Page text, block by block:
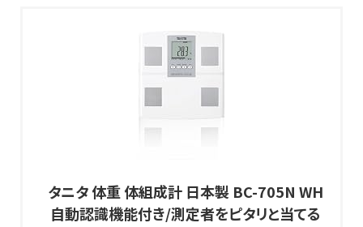
タニタ 体重 体組成計 日本製 BC-705N WH
自動認識機能付き/測定者をピタリと当てる